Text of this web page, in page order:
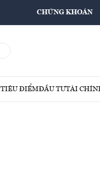
CHỨNG KHOÁN
TIÊU ĐIỂMĐẦU TƯTÀI